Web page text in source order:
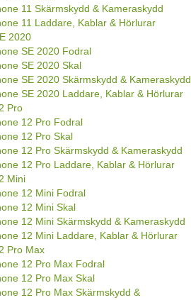
11 Skärmskydd & Kameraskydd
11 Laddare, Kablar & Hörlurar
2020
SE 2020 Fodral
SE 2020 Skal
SE 2020 Skärmskydd & Kameraskydd
SE 2020 Laddare, Kablar & Hörlurar
Pro
12 Pro Fodral
12 Pro Skal
12 Pro Skärmskydd & Kameraskydd
12 Pro Laddare, Kablar & Hörlurar
Mini
12 Mini Fodral
12 Mini Skal
12 Mini Skärmskydd & Kameraskydd
12 Mini Laddare, Kablar & Hörlurar
Pro Max
12 Pro Max Fodral
12 Pro Max Skal
12 Pro Max Skärmskydd &